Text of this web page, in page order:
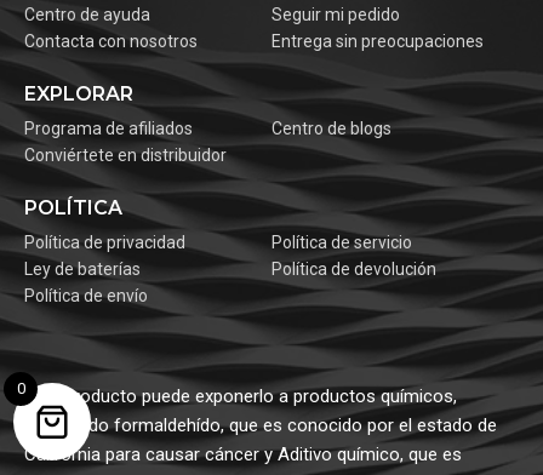
Centro de ayuda
Seguir mi pedido
Contacta con nosotros
Entrega sin preocupaciones
EXPLORAR
Programa de afiliados
Centro de blogs
Conviértete en distribuidor
POLÍTICA
Política de privacidad
Política de servicio
Ley de baterías
Política de devolución
Política de envío
Este producto puede exponerlo a productos químicos,
incluyendo formaldehído, que es conocido por el estado de
California para causar cáncer y Aditivo químico, que es
0